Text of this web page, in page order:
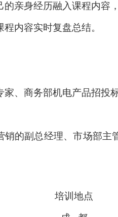
的亲身经历融入课程内容
内容实时复盘总结。
家、商务部机电产品招投
销的副总经理、市场部主
培训地点